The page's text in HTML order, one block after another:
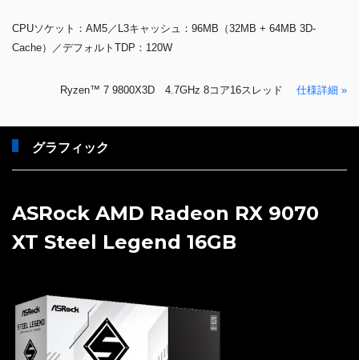
CPUソケット：AM5／L3キャッシュ：96MB（32MB + 64MB 3D-
Cache）／デフォルトTDP：120W
Ryzen™ 7 9800X3D 4.7GHz 8コア16スレッド 仕様詳細 »
グラフィック
ASRock AMD Radeon RX 9070
XT Steel Legend 16GB